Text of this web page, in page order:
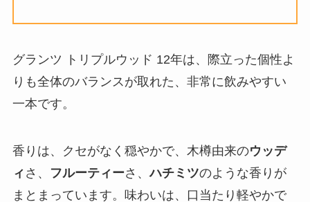
グランツ トリプルウッド 12年は、際立った個性よ
りも全体のバランスが取れた、非常に飲みやすい
一本です。
香りは、クセがなく穏やかで、木樽由来のウッデ
ィ さ、 フルーティーさ、ハチミツのような香りが
まとまっています。味わいは、口当たり軽やかで